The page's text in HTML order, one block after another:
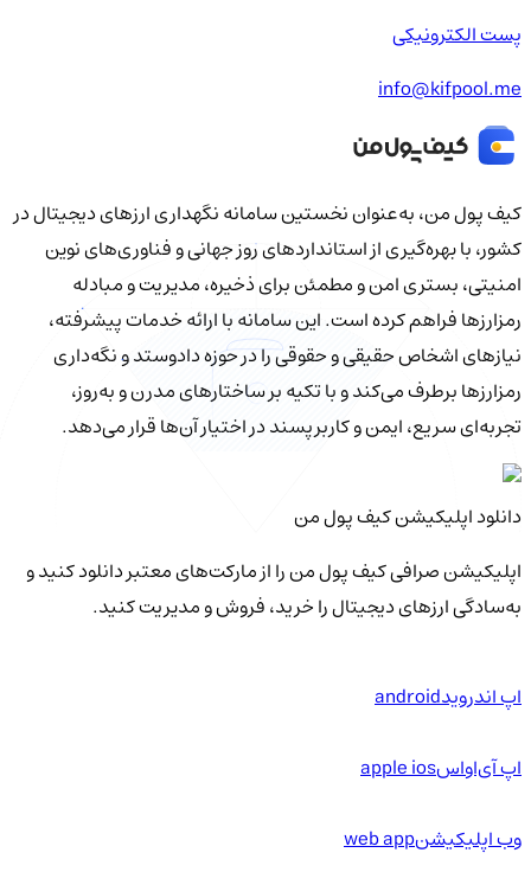
پست الکترونیکی
info@kifpool.me
کیف‌ پول من، به‌عنوان نخستین سامانه نگهداری ارزهای دیجیتال در
کشور، با بهره‌گیری از استانداردهای روز جهانی و فناوری‌های نوین
امنیتی، بستری امن و مطمئن برای ذخیره، مدیریت و مبادله
رمزارزها فراهم کرده است. این سامانه با ارائه خدمات پیشرفته،
نیازهای اشخاص حقیقی و حقوقی را در حوزه دادوستد و نگه‌داری
رمزارزها برطرف می‌کند و با تکیه بر ساختارهای مدرن و به‌روز،
تجربه‌ای سریع، ایمن و کاربرپسند در اختیار آن‌ها قرار می‌دهد.
دانلود اپلیکیشن کیف‌ پول من
اپلیکیشن صرافی کیف پول من را از مارکت‌های معتبر دانلود کنید و
به‌سادگی ارزهای دیجیتال را خرید، فروش و مدیریت کنید.
اپ اندرویدandroid
اپ آی‌او‌اسapple ios
وب اپلیکیشنweb app